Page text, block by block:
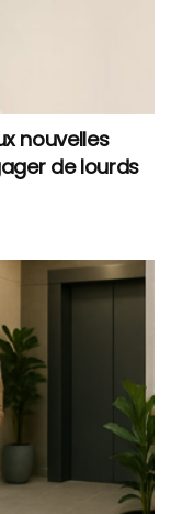
nouvelles
de lourds